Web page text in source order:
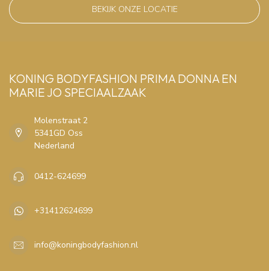
BEKIJK ONZE LOCATIE
KONING BODYFASHION PRIMA DONNA EN
MARIE JO SPECIAALZAAK
Molenstraat 2
5341GD Oss
Nederland
0412-624699
+31412624699
info@koningbodyfashion.nl